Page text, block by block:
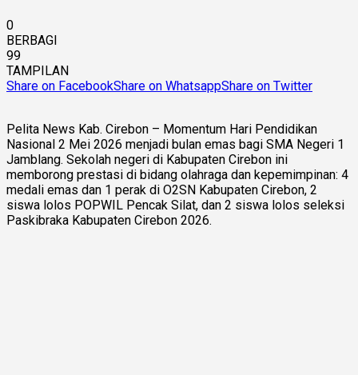
0
BERBAGI
99
TAMPILAN
Share on FacebookShare on WhatsappShare on Twitter
Pelita News Kab. Cirebon – Momentum Hari Pendidikan
Nasional 2 Mei 2026 menjadi bulan emas bagi SMA Negeri 1
Jamblang. Sekolah negeri di Kabupaten Cirebon ini
memborong prestasi di bidang olahraga dan kepemimpinan: 4
medali emas dan 1 perak di O2SN Kabupaten Cirebon, 2
siswa lolos POPWIL Pencak Silat, dan 2 siswa lolos seleksi
Paskibraka Kabupaten Cirebon 2026.